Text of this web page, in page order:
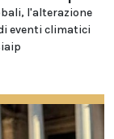
l'alterazione
eventi climatici